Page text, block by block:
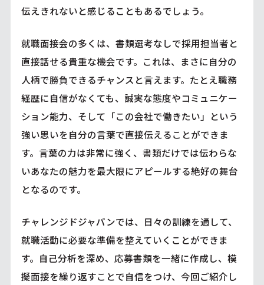
伝えきれないと感じることもあるでしょう。
就職面接会の多くは、書類選考なしで採用担当者と
直接話せる貴重な機会です。これは、まさに自分の
人柄で勝負できるチャンスと言えます。たとえ職務
経歴に自信がなくても、誠実な態度やコミュニケー
ション能力、そして「この会社で働きたい」という
強い思いを自分の言葉で直接伝えることができま
す。言葉の力は非常に強く、書類だけでは伝わらな
いあなたの魅力を最大限にアピールする絶好の舞台
となるのです。
チャレンジドジャパンでは、日々の訓練を通して、
就職活動に必要な準備を整えていくことができま
す。自己分析を深め、応募書類を一緒に作成し、模
擬面接を繰り返すことで自信をつけ、今回ご紹介し